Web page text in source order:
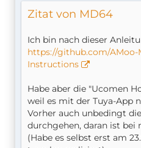
Zitat von MD64
Ich bin nach dieser
https://github.com/
Instructions
Habe aber die "Ucomen
weil es mit der Tuya-App
Vorher auch unbedingt
durchgehen, daran ist bei
(Habe es selbst erst am